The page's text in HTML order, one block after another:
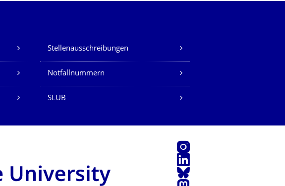
Stellenausschreibungen
Notfallnummern
SLUB
Instagram
LinkedIn
Bluesky
Mastodon